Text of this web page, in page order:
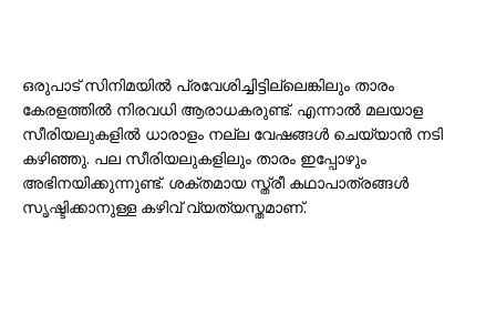
ഒരുപാട് സിനിമയിൽ പ്രവേശിച്ചിട്ടില്ലെങ്കിലും താരം
കേരളത്തിൽ നിരവധി ആരാധകരുണ്ട്. എന്നാൽ മലയാള
സീരിയലുകളിൽ ധാരാളം നല്ല വേഷങ്ങൾ ചെയ്യാൻ നടി
കഴിഞ്ഞു. പല സീരിയലുകളിലും താരം ഇപ്പോഴും
അഭിനയിക്കുന്നുണ്ട്. ശക്തമായ സ്ത്രീ കഥാപാത്രങ്ങൾ
സൃഷ്ടിക്കാനുള്ള കഴിവ് വ്യത്യസ്തമാണ്.